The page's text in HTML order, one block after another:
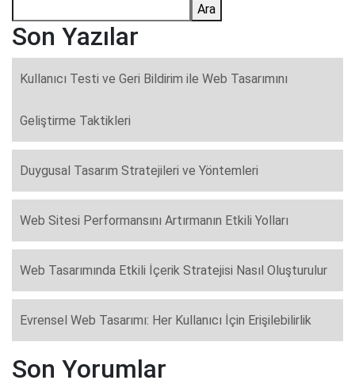
Ara
Son Yazılar
Kullanıcı Testi ve Geri Bildirim ile Web Tasarımını
Geliştirme Taktikleri
Duygusal Tasarım Stratejileri ve Yöntemleri
Web Sitesi Performansını Artırmanın Etkili Yolları
Web Tasarımında Etkili İçerik Stratejisi Nasıl Oluşturulur
Evrensel Web Tasarımı: Her Kullanıcı İçin Erişilebilirlik
Son Yorumlar